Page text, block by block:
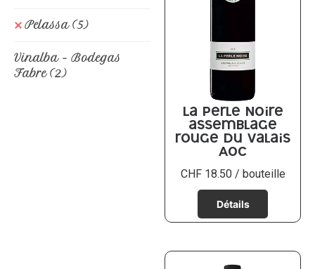
Pelassa (5)
Vinalba - Bodegas
Fabre (2)
La Perle Noire
assemblage
rouge du Valais
AOC
CHF18.50 / bouteille